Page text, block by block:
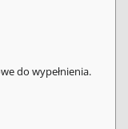
do wypełnienia.